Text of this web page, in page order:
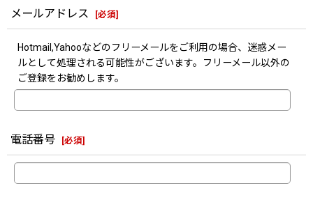
メールアドレス [必須]
Hotmail,Yahooなどのフリーメールをご利用の場合、迷惑メー
ルとして処理される可能性がございます。フリーメール以外の
ご登録をお勧めします。
電話番号 [必須]